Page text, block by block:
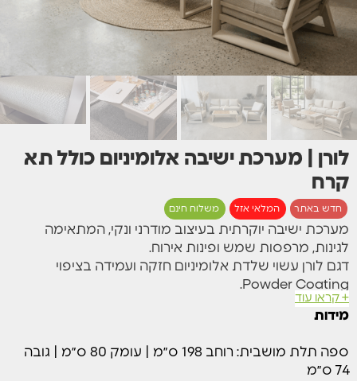
לורן | מערכת ישיבה אלומיניום כולל תא
קרח
חדש באתר המלאי אזל משלוח חינם
מערכת ישיבה יוקרתית בעיצוב מודרני ונקי, המתאימה
לגינות, מרפסות שמש ופינות אירוח.
דגם לורן עשוי שלדת אלומיניום חזקה ועמידה בציפוי
Powder Coating.
המערכת משלבת ידיות מעץ טיק טבעי, המוסיפות חמימות
ומראה יוקרתי, לצד שולחן קפה מאלומיניום בגימור דמוי עץ,
של עץ.
+ קראו עוד
מידות
ספה תלת מושבית: רוחב 198 ס״מ | עומק 80 ס״מ | גובה
74 ס״מ